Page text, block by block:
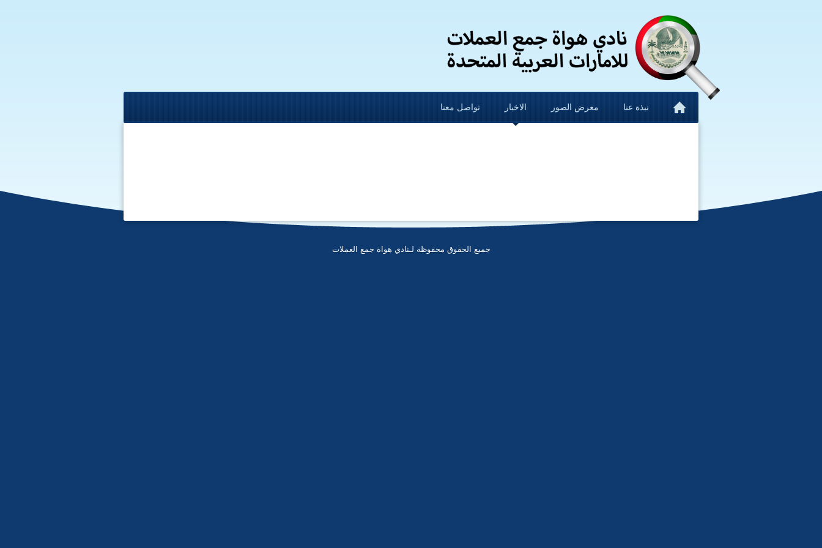
نبذة عنا معرض الصور الاخبار تواصل معنا
جميع الحقوق محفوظة لـنادي هواة جمع العملات